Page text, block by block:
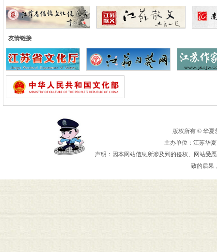
友情链接
版权所有 © 华夏
主办单位：江苏华
声明：因本网站信息所涉及到的侵权、网站受
致的后果